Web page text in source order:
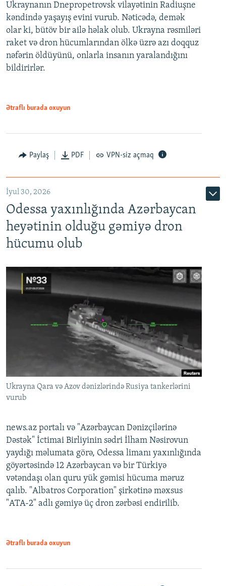
Ukraynanın Dnepropetrovsk vilayətinin Radiuşne
kəndində yaşayış evini vurub. Nəticədə, demək
olar ki, bütöv bir ailə həlak olub. Ukrayna rəsmiləri
raket və dron hücumlarından ölkə üzrə azı doqquz
nəfərin öldüyünü, onlarla insanın yaralandığını
bildirirlər.
Ətraflı burada oxuyun
Paylaş PDF VPN-siz açmaq
İyul 30, 2026
Odessa yaxınlığında Azərbaycan
heyətinin olduğu gəmiyə dron
hücumu olub
Ukrayna Qara və Azov dənizlərində Rusiya tankerlərini
vurub
news.az portalı və "Azərbaycan Dənizçilərinə
Dəstək" İctimai Birliyinin sədri İlham Nəsirovun
yaydığı məlumata görə, Odessa limanı yaxınlığında
göyərtəsində 12 Azərbaycan və bir Türkiyə
vətəndaşı olan quru yük gəmisi hücuma məruz
qalıb. "Albatros Corporation" şirkətinə məxsus
"ATA-2" adlı gəmiyə üç dron zərbəsi endirilib.
Ətraflı burada oxuyun